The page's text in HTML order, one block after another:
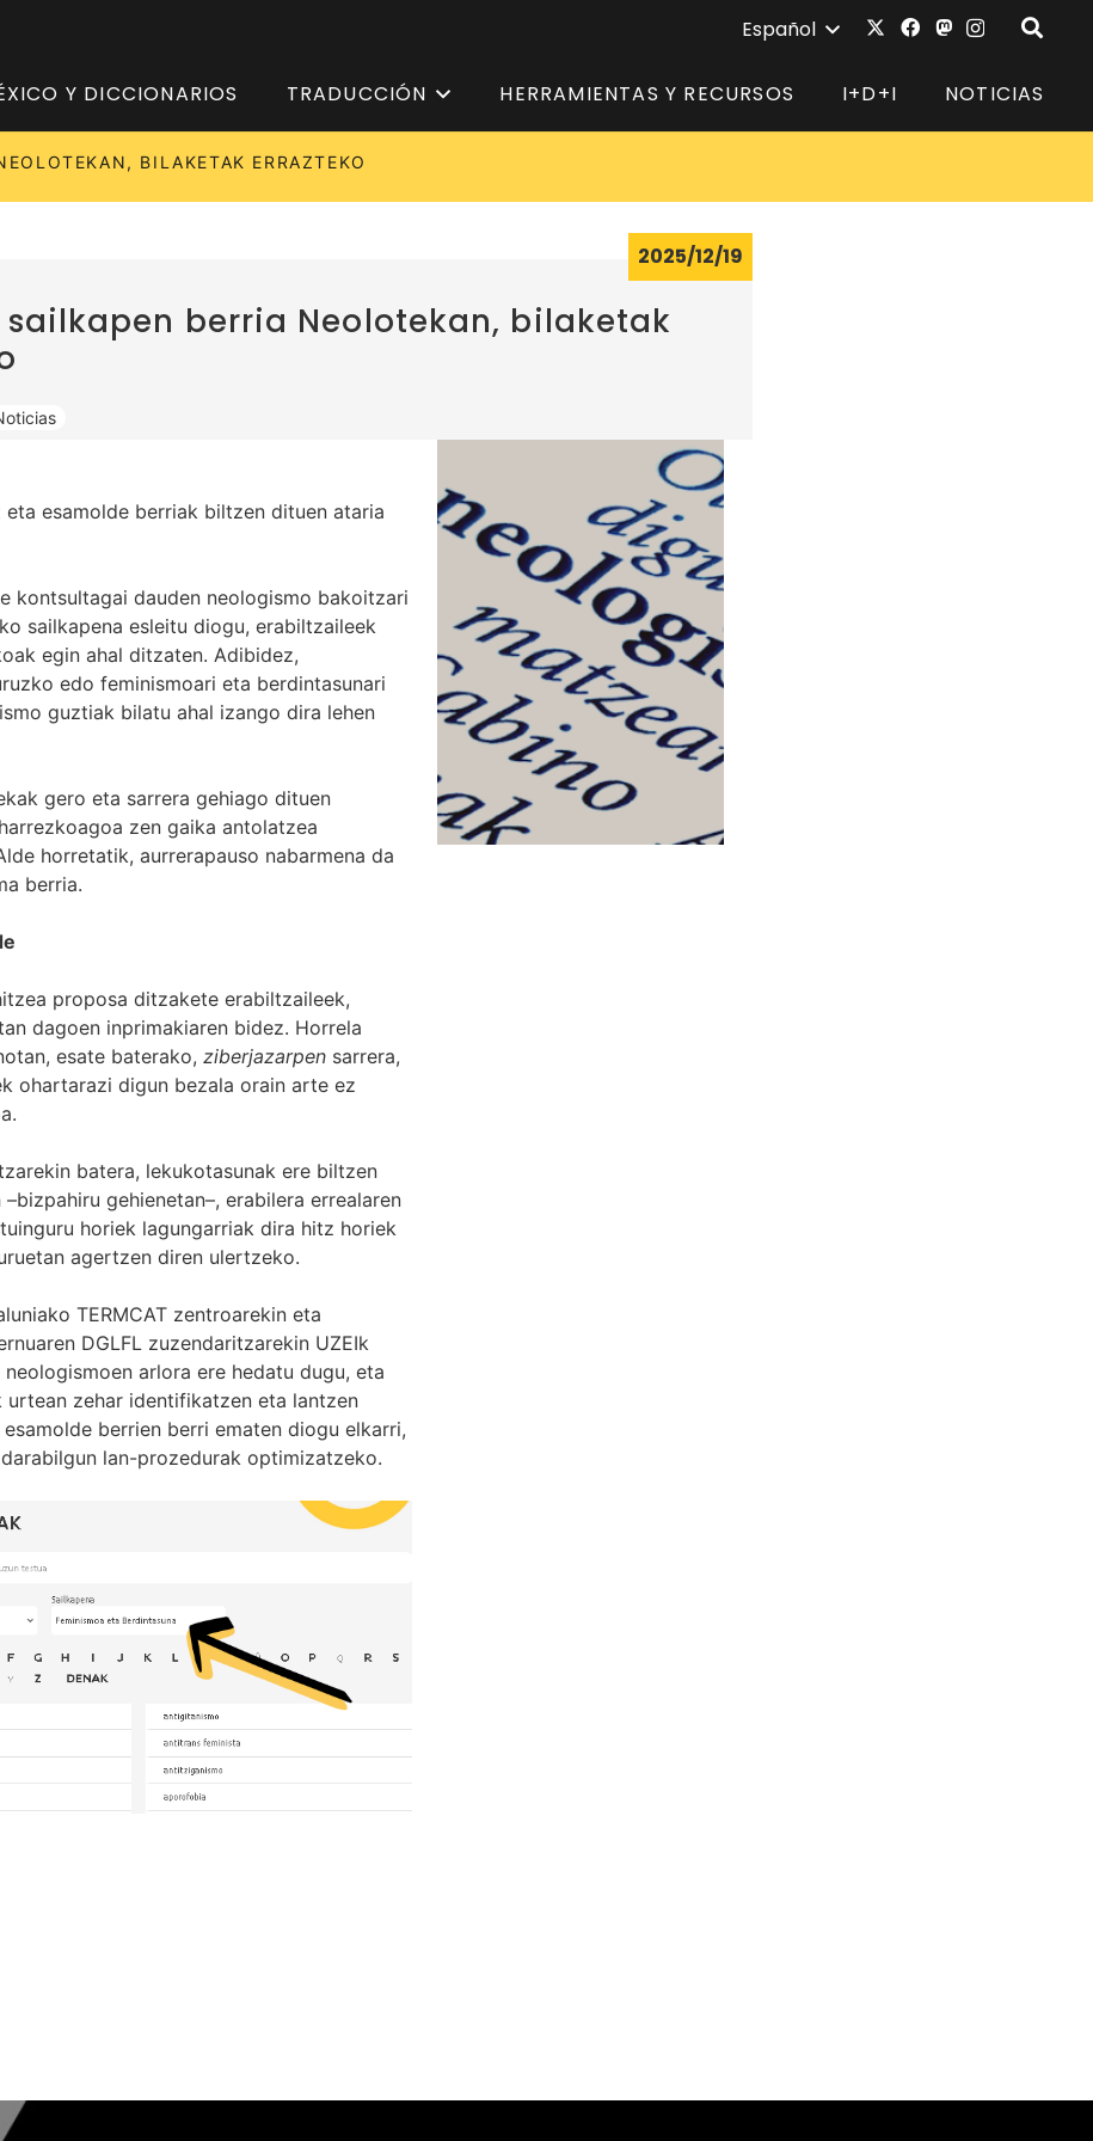
Español
Y DICCIONARIOS TRADUCCIÓN HERRAMIENTAS Y RECURSOS I+D+I NOTICIAS
BILAKETAK ERRAZTEKO
sailkapen berria Neolotekan, bilaketak
2025/12/19
eta esamolde berriak biltzen dituen ataria
kontsultagai dauden neologismo bakoitzari
sailkapena esleitu diogu, erabiltzaileek
egin ahal ditzaten. Adibidez,
edo feminismoari eta berdintasunari
guztiak bilatu ahal izango dira lehen
gero eta sarrera gehiago dituen
zen gaika antolatzea
horretatik, aurrerapauso nabarmena da
berria.
proposa ditzakete erabiltzaileek,
dagoen inprimakiaren bidez. Horrela
esate baterako, ziberjazarpensarrera,
ohartarazi digun bezala orain arte ez
batera, lekukotasunak ere biltzen
gehienetan–, erabilera errealaren
horiek lagungarriak dira hitz horiek
agertzen diren ulertzeko.
TERMCAT zentroarekin eta
DGLFL zuzendaritzarekin UZEIk
arlora ere hedatu dugu, eta
urtean zehar identifikatzen eta lantzen
berrien berri ematen diogu elkarri,
lan-prozedurak optimizatzeko.